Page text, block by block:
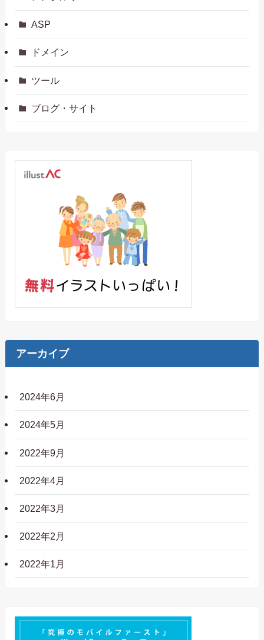
ASP
ドメイン
ツール
ブログ・サイト
アーカイブ
2024年6月
2024年5月
2022年9月
2022年4月
2022年3月
2022年2月
2022年1月